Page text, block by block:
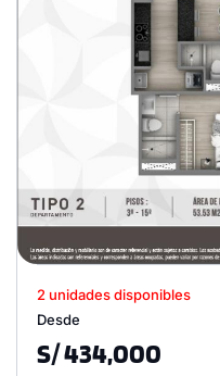
2 unidades disponibles
Desde
S/ 434,000